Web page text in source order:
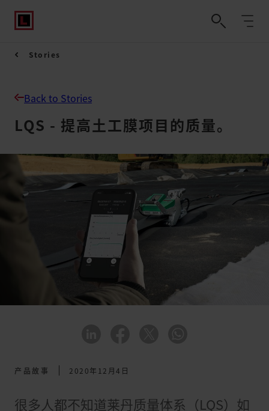
Stories
Back to Stories
LQS - 提高土工膜项目的质量。
产品故事 2020年12月4日
很多人都不知道莱丹质量体系（LQS）如